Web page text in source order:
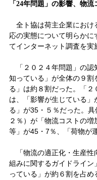
「 24年問題」の影響、物流
全ト協は荷主企業におけ
応の実態について明らか
てインターネット調査を実
「２０２４年問題」の認
知っている」が全体の９
る」は約８割だった。「
は、「影響が生じている
る」が35・５％だった。
２％）が「物流コストの
等」が45・7％、「荷物が
「物流の適正化・生産性
組みに関するガイドライン
っている」が約６割を占